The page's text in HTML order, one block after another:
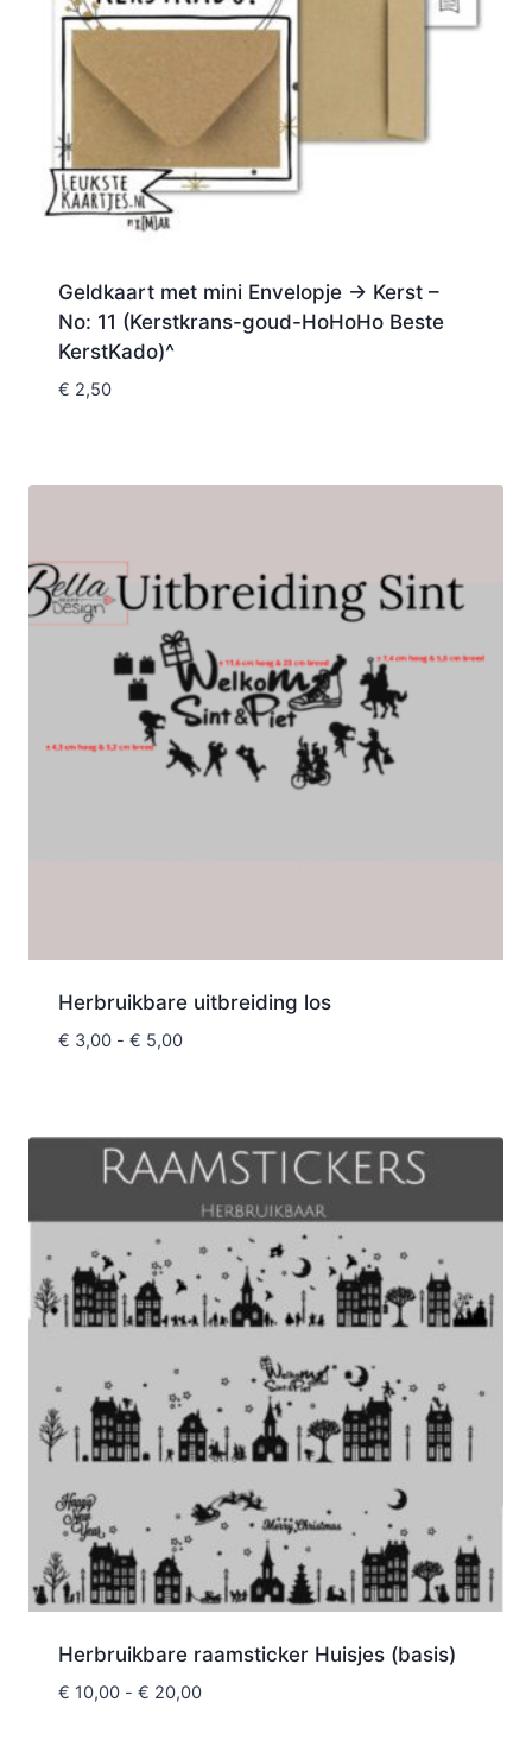
Geldkaart met mini Envelopje -> Kerst –
No: 11 (Kerstkrans-goud-HoHoHo Beste
KerstKado)^
€ 2,50
Herbruikbare uitbreiding los
€ 3,00 - € 5,00
Herbruikbare raamsticker Huisjes (basis)
€ 10,00 - € 20,00